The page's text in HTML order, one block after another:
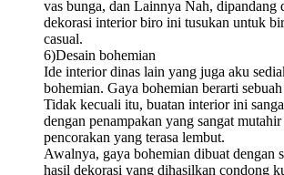
vas bunga, dan Lainnya Nah, dipandang
dekorasi interior biro ini tusukan untuk
casual.
6)Desain bohemian
Ide interior dinas lain yang juga aku
bohemian. Gaya bohemian berarti
Tidak kecuali itu, buatan interior ini
dengan penampakan yang sangat
pencorakan yang terasa lembut.
Awalnya, gaya bohemian dibuat dengan
hasil dekorasi yang dihasilkan condong